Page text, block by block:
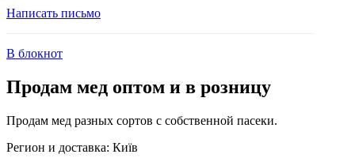
Написать письмо
В блокнот
Продам мед оптом и в розницу
Продам мед разных сортов с собственной пасеки.
Регион и доставка: Київ